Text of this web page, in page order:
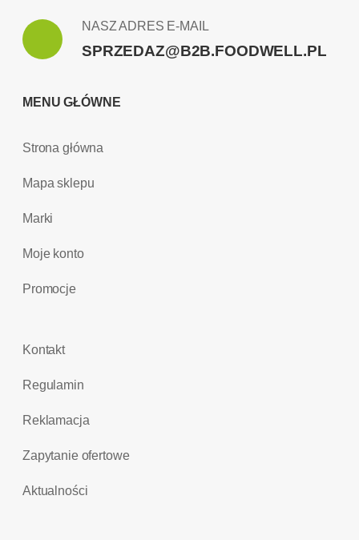
NASZ ADRES E-MAIL
SPRZEDAZ@B2B.FOODWELL.PL
MENU GŁÓWNE
Strona główna
Mapa sklepu
Marki
Moje konto
Promocje
Kontakt
Regulamin
Reklamacja
Zapytanie ofertowe
Aktualności